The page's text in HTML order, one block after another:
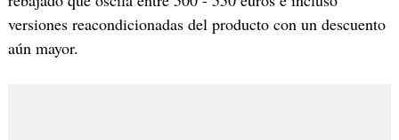
versiones reacondicionadas del producto con un descuento
aún mayor.